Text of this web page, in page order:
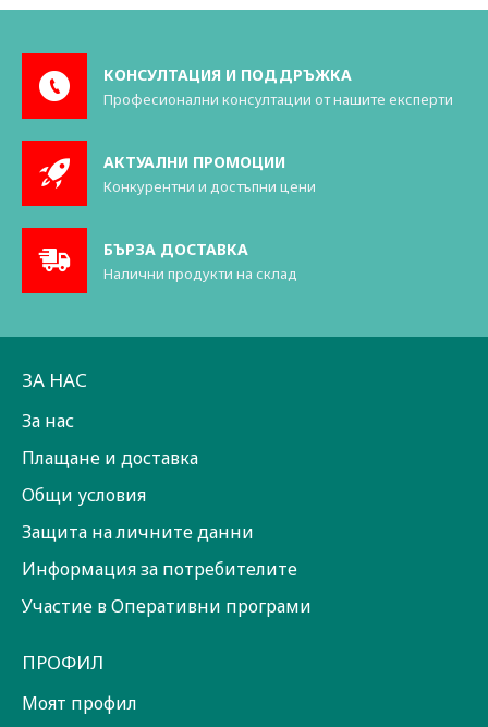
КОНСУЛТАЦИЯ И ПОДДРЪЖКА
Професионални консултации от нашите експерти
АКТУАЛНИ ПРОМОЦИИ
Конкурентни и достъпни цени
БЪРЗА ДОСТАВКА
Налични продукти на склад
ЗА НАС
За нас
Плащане и доставка
Общи условия
Защита на личните данни
Информация за потребителите
Участие в Оперативни програми
ПРОФИЛ
Моят профил